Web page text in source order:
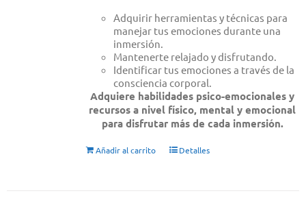
Adquirir herramientas y técnicas para
manejar tus emociones durante una
inmersión.
Mantenerte relajado y disfrutando.
Identificar tus emociones a través de la
consciencia corporal.
Adquiere habilidades psico-emocionales y
recursos a nivel físico, mental y emocional
para disfrutar más de cada inmersión.
Añadir al carrito Detalles